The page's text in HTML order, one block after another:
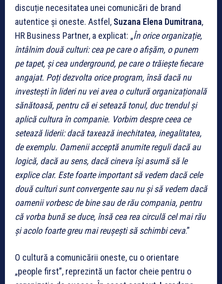
discuție necesitatea unei comunicări de brand
autentice și oneste. Astfel, Suzana Elena Dumitrana,
HR Business Partner, a explicat: „În orice organizație,
întâlnim două culturi: cea pe care o afișăm, o punem
pe tapet, și cea underground, pe care o trăiește fiecare
angajat. Poți dezvolta orice program, însă dacă nu
investești în lideri nu vei avea o cultură organizațională
sănătoasă, pentru că ei setează tonul, duc trendul și
aplică cultura în companie. Vorbim despre ceea ce
setează liderii: dacă taxează inechitatea, inegalitatea,
de exemplu. Oamenii acceptă anumite reguli dacă au
logică, dacă au sens, dacă cineva își asumă să le
explice clar. Este foarte important să vedem dacă cele
două culturi sunt convergente sau nu și să vedem dacă
oamenii vorbesc de bine sau de rău compania, pentru
că vorba bună se duce, însă cea rea circulă cel mai rău
și acolo foarte greu mai reușești să schimbi ceva.”
O cultură a comunicării oneste, cu o orientare
„people first”, reprezintă un factor cheie pentru o